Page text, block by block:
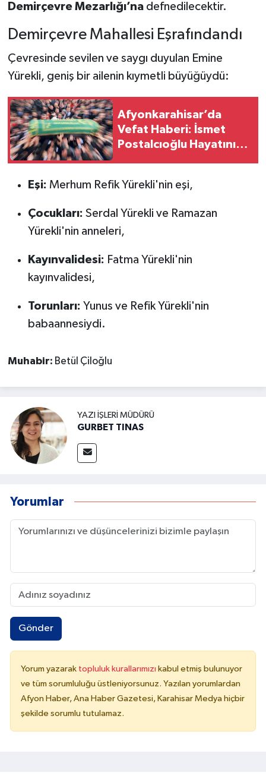
Demirçevre Mezarlığı’nadefnedilecektir.
Demirçevre Mahallesi Eşrafındandı
Çevresinde sevilen ve saygı duyulan Emine
Yürekli, geniş bir ailenin kıymetli büyüğüydü:
Afyonkarahisar’da
Vefat Haberi: İsmet
Postalcıoğlu Hayatını
Eşi: Merhum Refik Yürekli'nin eşi,
Çocukları: Serdal Yürekli ve Ramazan
Yürekli'nin anneleri,
Kayınvalidesi: Fatma Yürekli'nin
kayınvalidesi,
Torunları: Yunus ve Refik Yürekli'nin
babaannesiydi.
Muhabir: Betül Çiloğlu
YAZI İŞLERI MÜDÜRÜ
GURBET TINAS
Yorumlar
Gönder
Yorum yazarak topluluk kurallarımızı kabul etmiş bulunuyor
ve tüm sorumluluğu üstleniyorsunuz. Yazılan yorumlardan
Afyon Haber, Ana Haber Gazetesi, Karahisar Medya hiçbir
şekilde sorumlu tutulamaz.